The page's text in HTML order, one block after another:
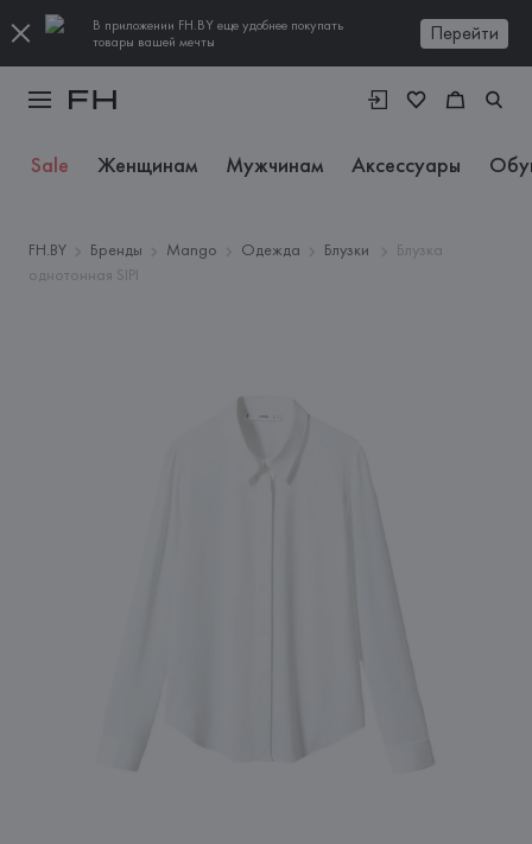
В приложении FH.BY еще удобнее покупать
товары вашей мечты
Перейти
Sale Женщинам Мужчинам Аксессуары
FH.BY Бренды Mango Одежда Блузки
Блузка
однотонная SIPI